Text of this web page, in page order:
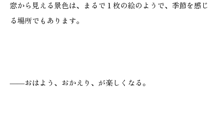
窓から見える景色は、まるで１枚の絵のようで、季節を感じ
る場所でもあります。
――おはよう、おかえり、が楽しくなる。